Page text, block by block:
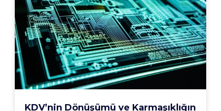
KDV’nin Dönüşümü ve Karmaşıklığın